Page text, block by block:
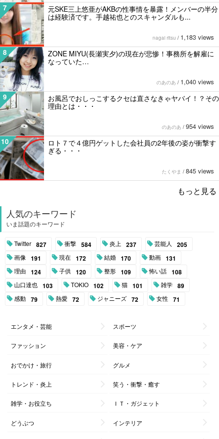
7
元SKE三上悠亜がAKBの性事情を暴露！メンバーの半分
は経験済です。手越祐也とのスキャンダルも...
nagai ritsu / 1,183 views
8
ZONE MIYU(長瀬実夕)の現在が悲惨！事務所を解雇に
なっていた…
のあのあ / 1,040 views
9
お風呂でおしっこするクセは直さなきゃヤバイ！？その
理由とは・・・
のあのあ / 954 views
10
ロト７で４億円ゲットした会社員の2年後の姿が衝撃す
ぎる・・・
たくやま / 845 views
もっと見る
人気のキーワード
いま話題のキーワード
Twitter 827 衝撃 584 炎上 237 芸能人 205
画像 191 現在 172 結婚 170 動画 131
理由 124 子供 120 整形 109 怖い話 108
山口達也 103 TOKIO 102 猫 101 雑学 89
感動 79 熱愛 72 ジャニーズ 72 女性 71
エンタメ・芸能 スポーツ
ファッション 美容・ケア
おでかけ・旅行 グルメ
トレンド・炎上 笑う・衝撃・癒す
雑学・お役立ち ＩＴ・ガジェット
どうぶつ インテリア